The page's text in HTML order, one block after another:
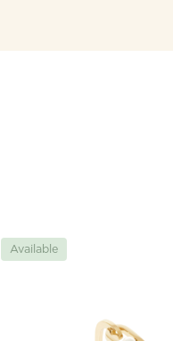
Available